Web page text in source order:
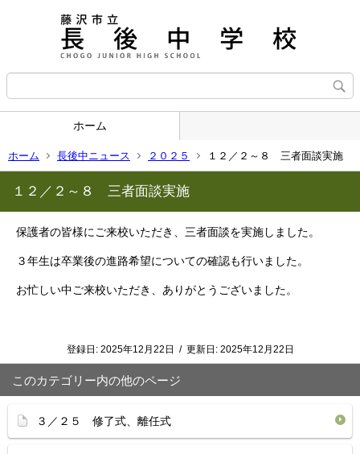
ホーム
ホーム 長後中ニュース ２０２５ １２／２～８ 三者面談実施
１２／２～８ 三者面談実施
保護者の皆様にご来校いただき、三者面談を実施しました。
３年生は卒業後の進路希望についての確認も行いました。
お忙しい中ご来校いただき、ありがとうございました。
登録日: 2025年12月22日 / 更新日: 2025年12月22日
このカテゴリー内の他のページ
３／２５ 修了式、離任式